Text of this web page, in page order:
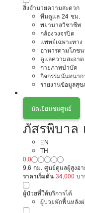
สิ่งอำนวยความสะดวก
ทีมดูแล 24 ชม.
พยาบาลวิชาชีพ
กล้องวงจรปิด
แพทย์เฉพาะทาง
อาหารตามโภช
ดูแลความสะอา
กายภาพบำบัด
กิจกรรมนันทนาก
รายงานข้อมูลสุข
นัดเยี่ยมชมศูนย์
ภัสรพิบาล
EN
TH
0.0
9.6 กม. ศูนย์ดูแลผู้สูงอ
ราคาเริ่มต้น 34,000 บ
ผู้ป่วยที่ให้บริการได้
ผู้ป่วยพักฟื้นหลัง